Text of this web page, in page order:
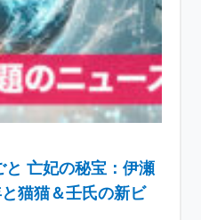
と 亡妃の秘宝：伊瀬
猫猫＆壬氏の新ビ